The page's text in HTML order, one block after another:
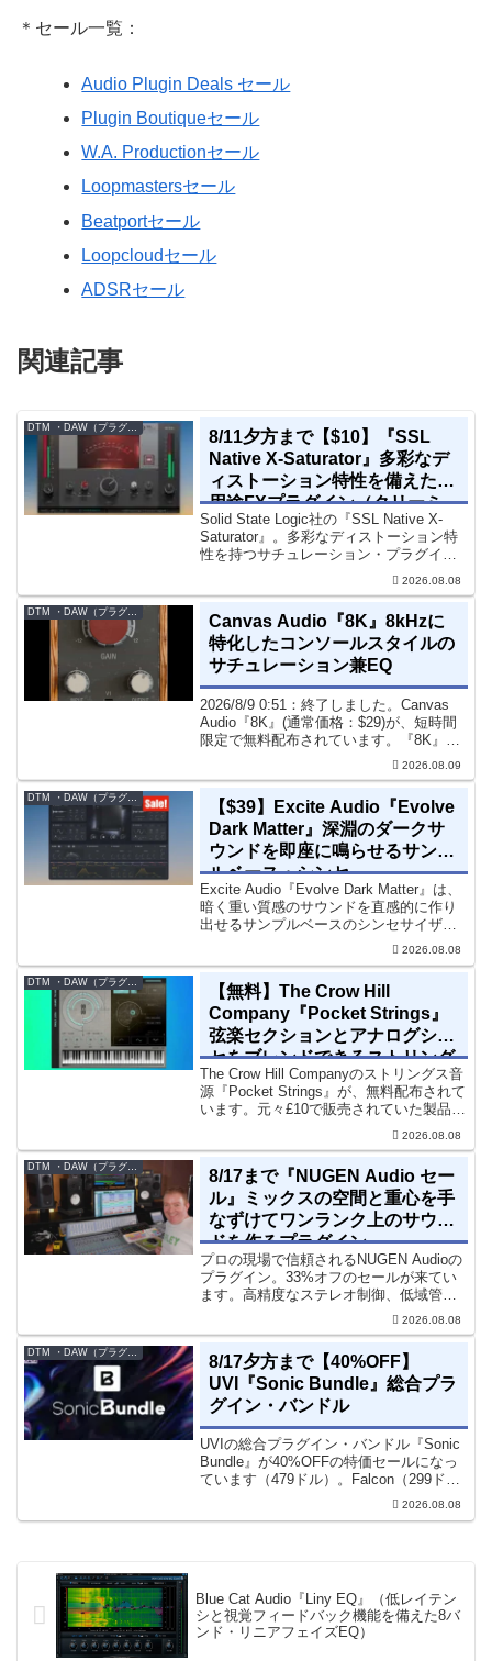
＊セール一覧：
Audio Plugin Deals セール
Plugin Boutiqueセール
W.A. Productionセール
Loopmastersセール
Beatportセール
Loopcloudセール
ADSRセール
関連記事
8/11夕方まで【$10】『SSL
Native X-Saturator』多彩なデ
ィストーション特性を備えた多
用途FXプラグイン（クリーミ
ィ＆ウォームなサウンド）
Solid State Logic社の『SSL Native X-
Saturator』。多彩なディストーション特
性を持つサチュレーション・プラグイン
です。音楽制作者、エンジニアの間でも
評価の高い製品です。競合するサチュレ
2026.08.08
DTM ・DAW（プラグイン、シンセなど）のセール情報
Canvas Audio『8K』8kHzに
特化したコンソールスタイルの
サチュレーション兼EQ
2026/8/9 0:51：終了しました。Canvas
Audio『8K』(通常価格：$29)が、短時間
限定で無料配布されています。『8K』
は、手軽に高域の存在感とアナログ的な
質感をミックスに加えることができる
2026.08.09
【$39】Excite Audio『Evolve
Dark Matter』深淵のダークサ
ウンドを即座に鳴らせるサンプ
ルベース・シンセ
Excite Audio『Evolve Dark Matter』は、
暗く重い質感のサウンドを直感的に作り
出せるサンプルベースのシンセサイザー
です。ダークD&Bやアトモスフェリッ
2026.08.08
【無料】The Crow Hill
Company『Pocket Strings』
弦楽セクションとアナログシン
セをブレンドできるストリング
ス音源プラグイン
The Crow Hill Companyのストリングス音
源『Pocket Strings』が、無料配布されて
います。元々£10で販売されていた製品で
す。『Pocket Strings』についてPocket
2026.08.08
DTM ・DAW（プラグイン、シンセなど）のセール情報
8/17まで『NUGEN Audio セー
ル』ミックスの空間と重心を手
なずけてワンランク上のサウン
ドを作るプラグイン
プロの現場で信頼されるNUGEN Audioの
プラグイン。33%オフのセールが来てい
ます。高精度なステレオ制御、低域管
理、リバーブツールが揃っています。モ
ノラル再生でも崩さずにミックス全体の
ます。現在、全...
2026.08.08
8/17夕方まで【40%OFF】
UVI『Sonic Bundle』総合プラ
グイン・バンドル
UVIの総合プラグイン・バンドル『Sonic
Bundle』が40%OFFの特価セールになっ
ています（479ドル）。Falcon（299ド
ル）も入っています。UVI Sonic Bundle
2026.08.08
Blue Cat Audio『Liny EQ』（低レイテン
シと視覚フィードバック機能を備えた8バ
ンド・リニアフェイズEQ）